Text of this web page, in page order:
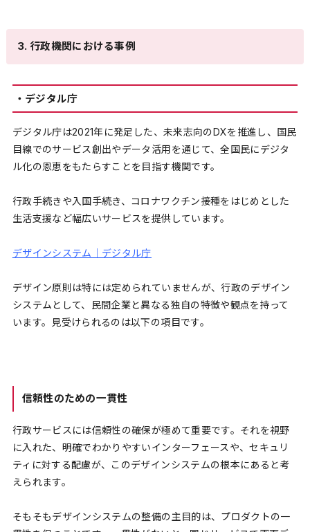
3. 行政機関における事例
・デジタル庁
デジタル庁は2021年に発足した、未来志向のDXを推進し、国民
目線でのサービス創出やデータ活用を通じて、全国民にデジタ
ル化の恩恵をもたらすことを目指す機関です。
行政手続きや入国手続き、コロナワクチン接種をはじめとした
生活支援など幅広いサービスを提供しています。
デザインシステム｜デジタル庁
デザイン原則は特には定められていませんが、行政のデザイン
システムとして、民間企業と異なる独自の特徴や観点を持って
います。見受けられるのは以下の項目です。
信頼性のための一貫性
行政サービスには信頼性の確保が極めて重要です。それを視野
に入れた、明確でわかりやすいインターフェースや、セキュリ
ティに対する配慮が、このデザインシステムの根本にあると考
えられます。
そもそもデザインシステムの整備の主目的は、プロダクトの一